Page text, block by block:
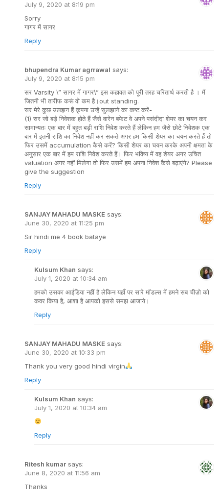
July 9, 2020 at 8:19 pm
Sorry
गागर में सागर
Reply
bhupendra Kumar agrrawal says:
July 9, 2020 at 8:15 pm
सर Varsity \” सागर में गागर\” इस कहावत को पूरी तरह चरितार्थ करती है । मैं
जितनी भी तारीफ करूं वो कम है।out standing.
सर मेरे कुछ उलझन हैं कृपया उन्हें सुलझाने का कष्ट करें-
(1) सर जो बड़े निवेशक होते हैं जैसे वारेन बफेट वे अपने पसंदीदा शेयर का चयन कर
सामान्यतः एक बार में बहुत बड़ी राशि निवेश करते हैं लेकिन हम जैसे छोटे निवेशक एक
बार में इतनी राशि का निवेश नहीं कर सकते अगर हम किसी शेयर का चयन करते हैं तो
फिर उसमें accumulation कैसे करें? किसी शेयर का चयन करके अपनी क्षमता के
अनुसार एक बार में हम राशि निवेश करते हैं। फिर भविष्य में वह शेयर अगर उचित
valuation अगर नहीं मिलेगा तो फिर उसमें हम अपना निवेश कैसे बढ़ाएंगे? Please
give the suggestion
Reply
SANJAY MAHADU MASKE says:
June 30, 2020 at 11:25 pm
Sir hindi me 4 book bataye
Reply
Kulsum Khan says:
July 1, 2020 at 10:34 am
हमको उसका आईडिया नहीं है लेकिन यहाँ पर सारे मॉडल्स में हमने सब चीज़ो को
कवर किया है, आशा है आपको इससे समझ आजाये।
Reply
SANJAY MAHADU MASKE says:
June 30, 2020 at 10:33 pm
Thank you very good hindi virgin
Reply
Kulsum Khan says:
July 1, 2020 at 10:34 am
Reply
Ritesh kumar says:
June 8, 2020 at 11:56 am
Thanks